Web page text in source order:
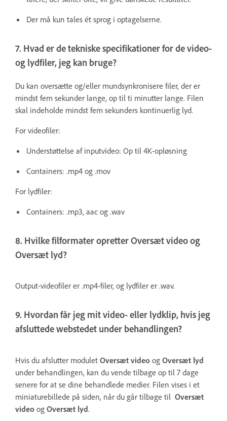
Der må kun tales ét sprog i optagelserne.
7. Hvad er de tekniske specifikationer for de video-
og lydfiler, jeg kan bruge?
Du kan oversætte og/eller mundsynkronisere filer, der er
mindst fem sekunder lange, op til ti minutter lange. Filen
skal indeholde mindst fem sekunders kontinuerlig lyd.
For videofiler:
Understøttelse af inputvideo: Op til 4K-opløsning
Containers: .mp4 og .mov
For lydfiler:
Containers: .mp3, aac og .wav
8. Hvilke filformater opretter Oversæt video og
Oversæt lyd?
Output-videofiler er .mp4-filer, og lydfiler er .wav.
9. Hvordan får jeg mit video- eller lydklip, hvis jeg
afsluttede webstedet under behandlingen?
Hvis du afslutter modulet Oversæt video og Oversæt lyd
under behandlingen, kan du vende tilbage op til 7 dage
senere for at se dine behandlede medier. Filen vises i et
miniaturebillede på siden, når du går tilbage til Oversæt
video og Oversæt lyd.